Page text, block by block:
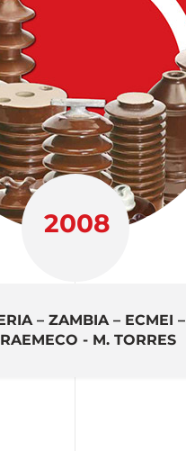
2008
– ZAMBIA – ECMEI –
- M. TORRES